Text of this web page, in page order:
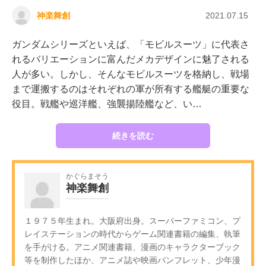
神楽舞創 2021.07.15
ガンダムシリーズといえば、「モビルスーツ」に代表さ
れるバリエーションに富んだメカデザインに魅了される
人が多い。しかし、そんなモビルスーツを格納し、戦場
まで運搬するのはそれぞれの軍が所有する艦艇の重要な
役目。戦艦や巡洋艦、強襲揚陸艦など、い…
続きを読む
かぐらまそう
神楽舞創
１９７５年生まれ。大阪府出身。スーパーファミコン、プ
レイステーションの時代からゲーム関連書籍の編集、執筆
を手がける。アニメ関連書籍、漫画のキャラクターブック
等を制作したほか、アニメ誌や映画パンフレット、少年漫